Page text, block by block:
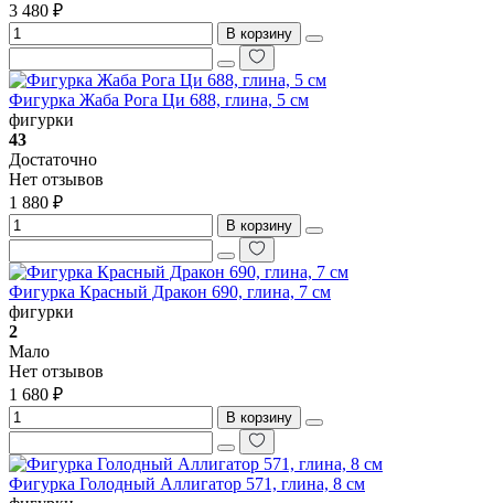
3 480 ₽
В корзину
Фигурка Жаба Рога Ци 688, глина, 5 см
фигурки
43
Достаточно
Нет отзывов
1 880 ₽
В корзину
Фигурка Красный Дракон 690, глина, 7 см
фигурки
2
Мало
Нет отзывов
1 680 ₽
В корзину
Фигурка Голодный Аллигатор 571, глина, 8 см